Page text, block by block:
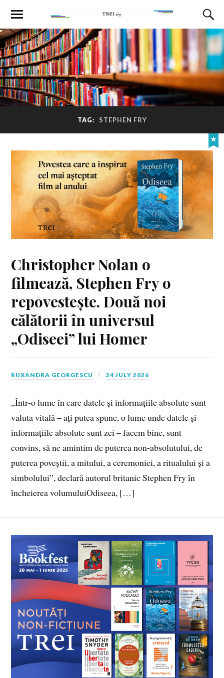
TAG: STEPHEN FRY
Christopher Nolan o
filmează, Stephen Fry o
repovestește. Două noi
călătorii în universul
„Odiseei” lui Homer
RUXANDRA GEORGESCU 24 JULY 2026
„Într‑o lume în care datele și informațiile absolute sunt
valuta vitală – ați putea spune, o lume unde datele și
informațiile absolute sunt zei – facem bine, sunt
convins, să ne amintim de puterea non-absolutului, de
puterea poveștii, a mitului, a ceremoniei, a ritualului și a
simbolului”, declară autorul britanic Stephen Fry în
încheierea volumuluiOdiseea, […]